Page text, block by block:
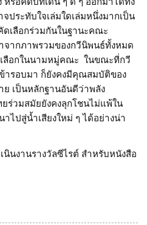
ประทับใจเล่มใดเล่มหนึ่งมากเป็น
ดเลือกร่วมกันในฐานะคณะ
จากภาพรวมของกวีนิพนธ์ทั้งหมด
ลือกในนามหมู่คณะ ในขณะที่กวี
ารอบมา ก็ยังคงมีคุณสมบัติของ
ย เป็นหลักฐานอันดีว่าพลัง
ร่วมสมัยยังคงลุกโชนไม่แพ้ใน
ปสู่น้ำเสียงใหม่ ๆ ได้อย่างน่า
นินงานรางวัลซีไรต์ สำหรับหนังสือ